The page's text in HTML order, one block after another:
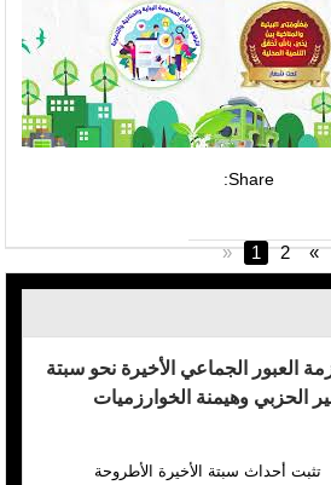
Share:
« 1 2 »
العبور الجماعي الأخيرة نحو سبتة
وهيمنة الخوارزميات
تثبت أحداث سبتة الأخيرة الأطروحة